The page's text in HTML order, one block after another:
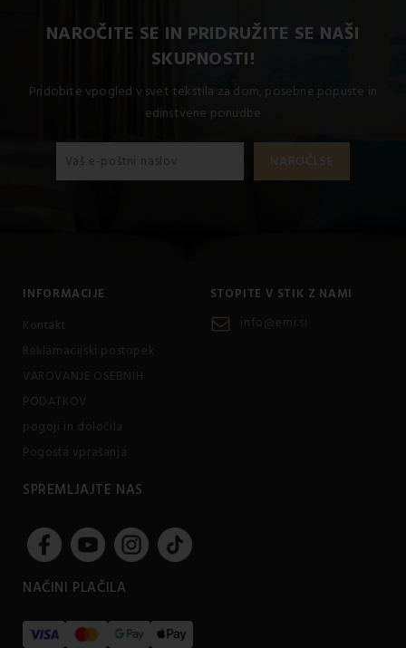
NAROČITE SE IN PRIDRUŽITE SE NAŠI
SKUPNOSTI!
Pridobite vpogled v svet tekstila za dom, posebne popuste in
edinstvene ponudbe
INFORMACIJE
Kontakt
Reklamacijski postopek
VAROVANJE OSEBNIH
PODATKOV
pogoji in določila
Pogosta vprašanja
STOPITE V STIK Z NAMI
info@emi.si
SPREMLJAJTE NAS
NAČINI PLAČILA